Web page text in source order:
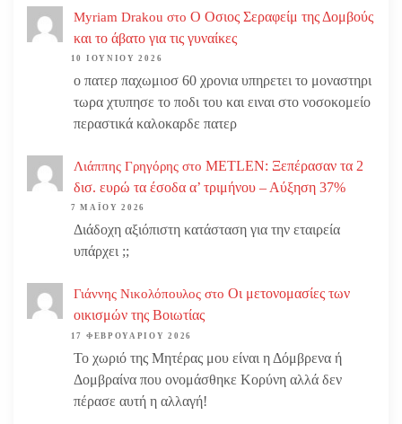
Myriam Drakou στο Ο Οσιος Σεραφείμ της Δομβούς
και το άβατο για τις γυναίκες
10 ΙΟΥΝΊΟΥ 2026
ο πατερ παχωμιοσ 60 χρονια υπηρετει το μοναστηρι
τωρα χτυπησε το ποδι του και ειναι στο νοσοκομείο
περαστικά καλοκαρδε πατερ
Λιάππης Γρηγόρης στο METLEN: Ξεπέρασαν τα 2
δισ. ευρώ τα έσοδα α’ τριμήνου – Αύξηση 37%
7 ΜΑΪ́ΟΥ 2026
Διάδοχη αξιόπιστη κατάσταση για την εταιρεία
υπάρχει ;;
Γιάννης Νικολόπουλος στο Οι μετονομασίες των
οικισμών της Βοιωτίας
17 ΦΕΒΡΟΥΑΡΊΟΥ 2026
Το χωριό της Μητέρας μου είναι η Δόμβρενα ή
Δομβραίνα που ονομάσθηκε Κορύνη αλλά δεν
πέρασε αυτή η αλλαγή!